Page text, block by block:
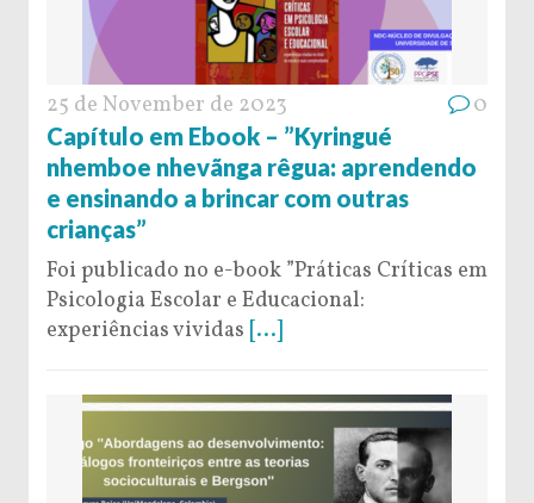
25 de November de 2023 0
Capítulo em Ebook – ”Kyringué
nhemboe nhevãnga rêgua: aprendendo
e ensinando a brincar com outras
crianças”
Foi publicado no e-book ”Práticas Críticas em
Psicologia Escolar e Educacional:
experiências vividas [...]